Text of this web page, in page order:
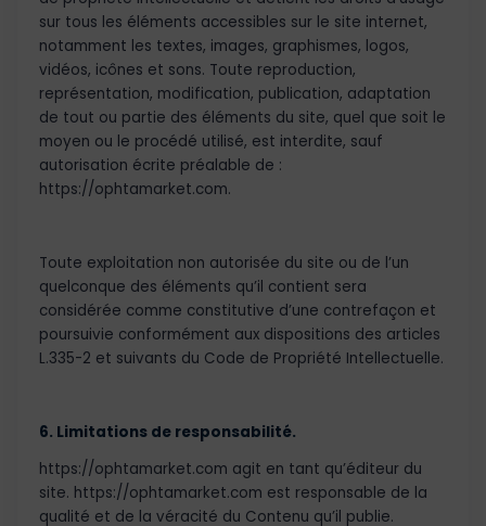
sur tous les éléments accessibles sur le site internet,
notamment les textes, images, graphismes, logos,
vidéos, icônes et sons. Toute reproduction,
représentation, modification, publication, adaptation
de tout ou partie des éléments du site, quel que soit le
moyen ou le procédé utilisé, est interdite, sauf
autorisation écrite préalable de :
https://ophtamarket.com.
Toute exploitation non autorisée du site ou de l’un
quelconque des éléments qu’il contient sera
considérée comme constitutive d’une contrefaçon et
poursuivie conformément aux dispositions des articles
L.335-2 et suivants du Code de Propriété Intellectuelle.
6. Limitations de responsabilité.
https://ophtamarket.com agit en tant qu’éditeur du
site. https://ophtamarket.com est responsable de la
qualité et de la véracité du Contenu qu’il publie.